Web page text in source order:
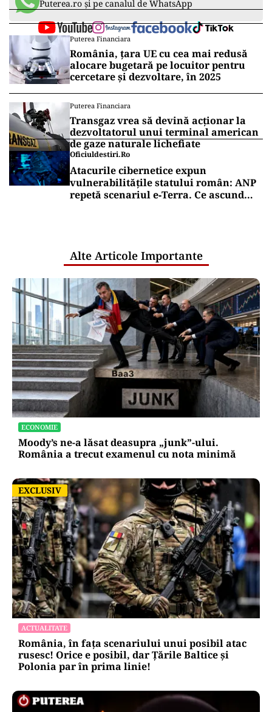
Puterea.ro și pe canalul de WhatsApp
Puterea Financiara
România, țara UE cu cea mai redusă
alocare bugetară pe locuitor pentru
cercetare și dezvoltare, în 2025
Puterea Financiara
Transgaz vrea să devină acționar la
dezvoltatorul unui terminal american
de gaze naturale lichefiate
Oficiuldestiri.ro
Atacurile cibernetice expun
vulnerabilitățile statului român: ANP
repetă scenariul e‑Terra. Ce ascund
Alte Articole Importante
ECONOMIE
Moody’s ne-a lăsat deasupra „junk”-ului.
România a trecut examenul cu nota minimă
EXCLUSIV
EXCLUSIV
ACTUALITATE
România, în fața scenariului unui posibil atac
rusesc! Orice e posibil, dar Țările Baltice și
Polonia par în prima linie!